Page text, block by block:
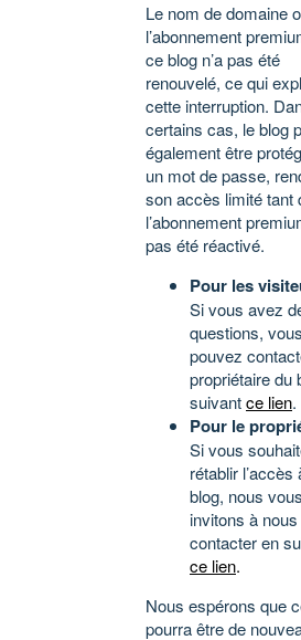
Le nom de domaine
l’abonnement
ce blog n’a pas été
renouvelé, ce qui
cette interruption.
certains cas, le blog
également être
un mot de passe,
son accès limité tant
l’abonnement
pas été réactivé.
Pour les
Si vous avez
questions, vous
pouvez
propriétaire du
suivantce lien.
Pour le
Si vous
rétablir l’accès
blog, nous vous
invitons à nous
contacter en
ce lien.
Nous espérons que
pourra être de